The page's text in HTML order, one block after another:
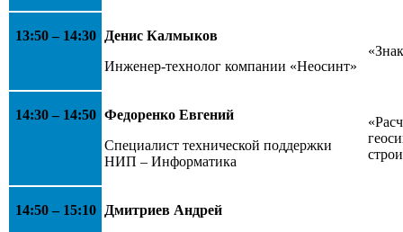
13:50 – 14:30
Денис Калмыков
Инженер-технолог компании «Неосинт»
14:30 – 14:50 Федоренко Евгений
Специалист технической поддержки
НИП – Информатика
14:50 – 15:10
Дмитриев Андрей